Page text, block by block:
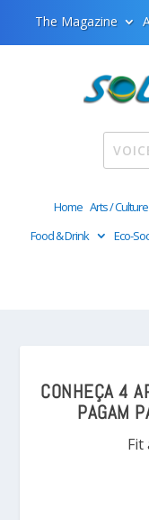
The Magazine
Home Arts / Culture
Food & Drink
Eco-
CONHEÇA 4
PAGAM
Fit